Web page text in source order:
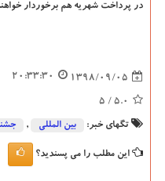
در پرداخت شهریه هم برخوردار
1398/09/05
20:33:30
5.0
/ 5
تگهای خبر: بین المللی ,
این مطلب را می پسندید؟